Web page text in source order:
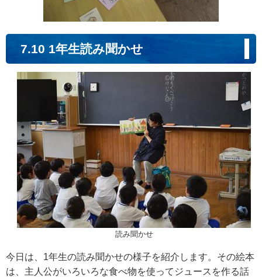
7.10 1年生読み聞かせ
読み聞かせ
今日は、1年生の読み聞かせの様子を紹介します。その絵本
は、主人公がいろいろな食べ物を使ってジュースを作る話